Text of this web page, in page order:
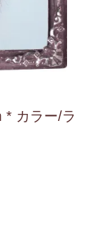
* カラー/ラ